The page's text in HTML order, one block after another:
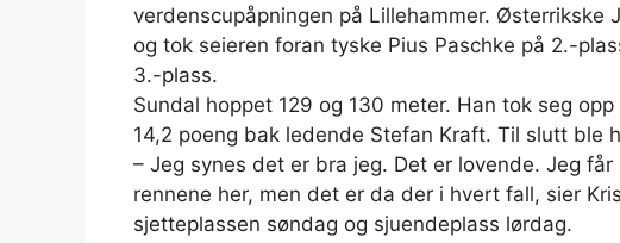
verdenscupåpningen på Lillehammer. Østerrikske
og tok seieren foran tyske Pius Paschke på 2.-
3.-plass.
Sundal hoppet 129 og 130 meter. Han tok seg
14,2 poeng bak ledende Stefan Kraft. Til slutt ble
– Jeg synes det er bra jeg. Det er lovende. Jeg
rennene her, men det er da der i hvert fall, sier
sjetteplassen søndag og sjuendeplass lørdag.